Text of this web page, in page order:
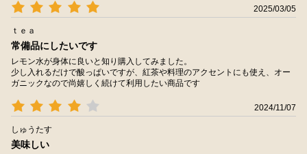
2025/03/05
ｔｅａ
常備品にしたいです
レモン水が身体に良いと知り購入してみました。
少し入れるだけで酸っぱいですが、紅茶や料理のアクセントにも使え、オー
ガニックなので尚嬉しく続けて利用したい商品です
2024/11/07
しゅうたす
美味しい